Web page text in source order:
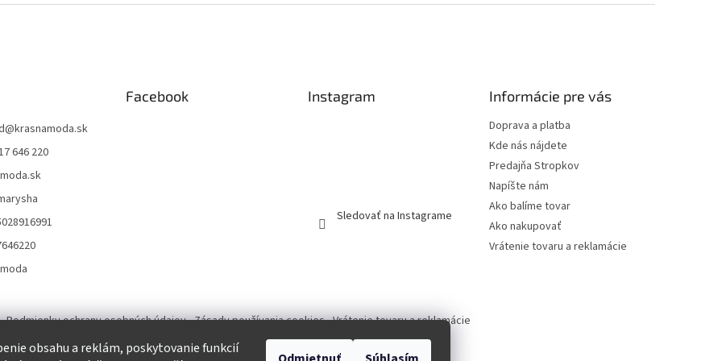
obsahu a reklám, poskytovanie funkcií
@krasnamoda.sk
646 220
Facebook Instagram
Sledovať na Instagrame
Informácie pre vás
Doprava a platba
Kde nás nájdete
Predajňa Stropkov
Napíšte nám
Ako balíme tovar
Ako nakupovať
Vrátenie tovaru a reklamácie
Podmienky ochrany osobných údajov Zásady používania cookies Vrátenie tovaru a reklamácie